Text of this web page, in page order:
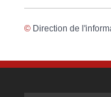
© Direction de